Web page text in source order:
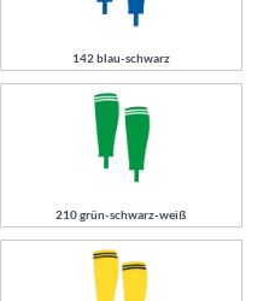
142 blau-schwarz
210 grün-schwarz-weiß